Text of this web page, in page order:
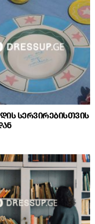
სერვირებისთვის